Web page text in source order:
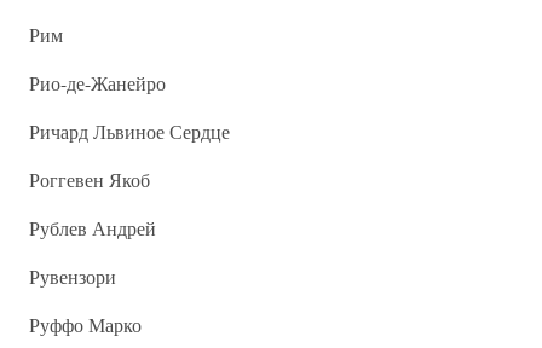
Рим
Рио-де-Жанейро
Ричард Львиное Сердце
Роггевен Якоб
Рублев Андрей
Рувензори
Руффо Марко